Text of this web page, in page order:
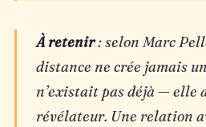
À retenir: selon Marc
distance ne crée jamais
n’existait pas déjà — elle
révélateur. Une relation